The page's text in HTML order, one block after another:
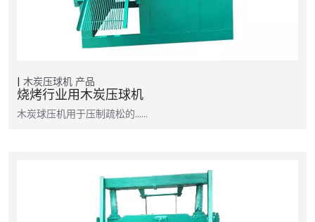
木炭压球机 产品
烧烤行业用木炭压球机
木炭球压机用于压制疏松的……